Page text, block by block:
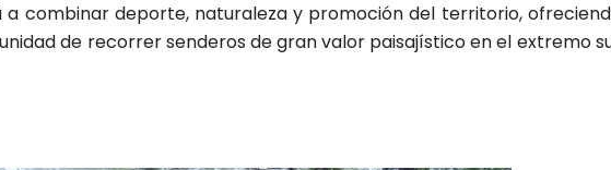
a combinar deporte, naturaleza y promoción del territorio,
de recorrer senderos de gran valor paisajístico en el extremo